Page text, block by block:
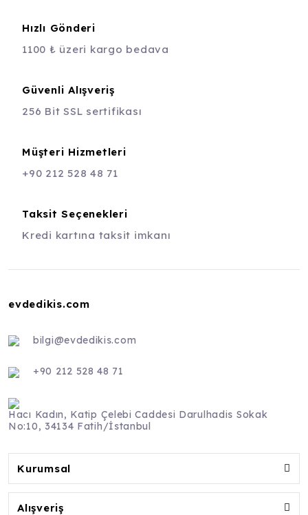
Hızlı Gönderi
1100 ₺ üzeri kargo bedava
Güvenli Alışveriş
256 Bit SSL sertifikası
Müşteri Hizmetleri
+90 212 528 48 71
Taksit Seçenekleri
Kredi kartına taksit imkanı
evdedikis.com
bilgi@evdedikis.com
+90 212 528 48 71
Hacı Kadın, Katip Çelebi Caddesi Darulhadis Sokak
No:10, 34134 Fatih/İstanbul
Kurumsal
Alışveriş